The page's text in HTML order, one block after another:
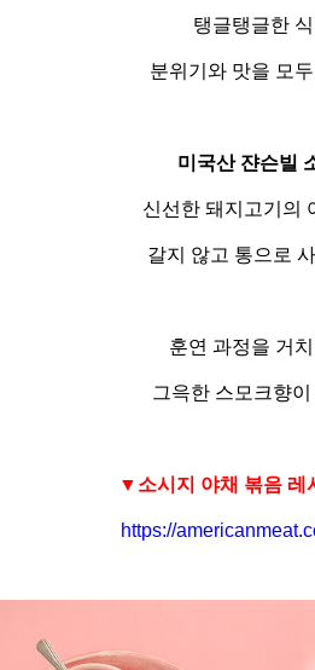
탱글탱글한
분위기와 맛을 모
미국산 쟌슨빌
신선한 돼지고기의
갈지 않고 통으로
훈연 과정을 거
그윽한 스모크향이
▼소시지 야채 볶음 레
https://